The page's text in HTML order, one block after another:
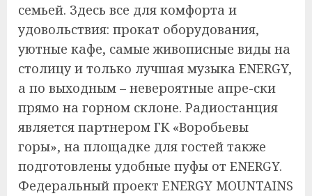
семьей. Здесь все для комфорта и
удовольствия: прокат оборудования,
уютные кафе, самые живописные виды на
столицу и только лучшая музыка ENERGY,
а по выходным – невероятные апре-ски
прямо на горном склоне. Радиостанция
является партнером ГК «Воробьевы
горы», на площадке для гостей также
подготовлены удобные пуфы от ENERGY.
Федеральный проект ENERGY MOUNTAINS